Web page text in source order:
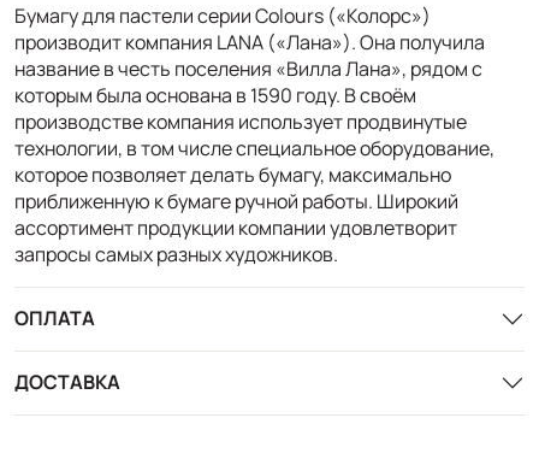
Бумагу для пастели серии Colours («Колорс»)
производит компания LANA («Лана»). Она получила
название в честь поселения «Вилла Лана», рядом с
которым была основана в 1590 году. В своём
производстве компания использует продвинутые
технологии, в том числе специальное оборудование,
которое позволяет делать бумагу, максимально
приближенную к бумаге ручной работы. Широкий
ассортимент продукции компании удовлетворит
запросы самых разных художников.
ОПЛАТА
ДОСТАВКА